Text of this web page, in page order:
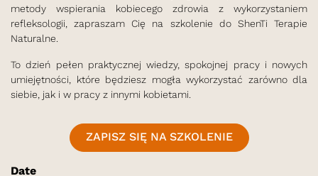
metody wspierania kobiecego zdrowia z wykorzystaniem
refleksologii, zapraszam Cię na szkolenie do ShenTi Terapie
Naturalne.
To dzień pełen praktycznej wiedzy, spokojnej pracy i nowych
umiejętności, które będziesz mogła wykorzystać zarówno dla
siebie, jak i w pracy z innymi kobietami.
ZAPISZ SIĘ NA SZKOLENIE
Date